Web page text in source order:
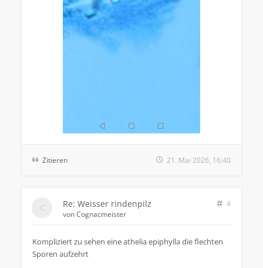
Zitieren 21. Mai 2026, 16:40
Re: Weisser rindenpilz
4
vonCognacmeister
Kompliziert zu sehen eine athelia epiphylla die flechten
Sporen aufzehrt